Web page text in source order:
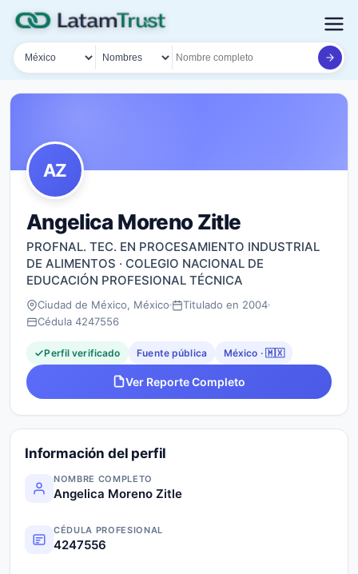
País
Tipo de búsqueda
Nombre o documento
AZ
Angelica Moreno Zitle
PROFNAL. TEC. EN PROCESAMIENTO INDUSTRIAL
DE ALIMENTOS · COLEGIO NACIONAL DE
EDUCACIÓN PROFESIONAL TÉCNICA
Ciudad de México, México
Titulado en 2004
Cédula 4247556
Perfil verificado Fuente pública México · 🇲🇽
Ver Reporte Completo
Información del perfil
NOMBRE COMPLETO
Angelica Moreno Zitle
CÉDULA PROFESIONAL
4247556